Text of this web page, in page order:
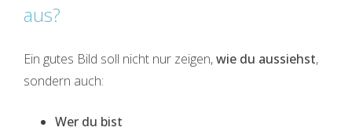
aus?
Ein gutes Bild soll nicht nur zeigen,wie du aussiehst,
sondern auch:
Wer du bist